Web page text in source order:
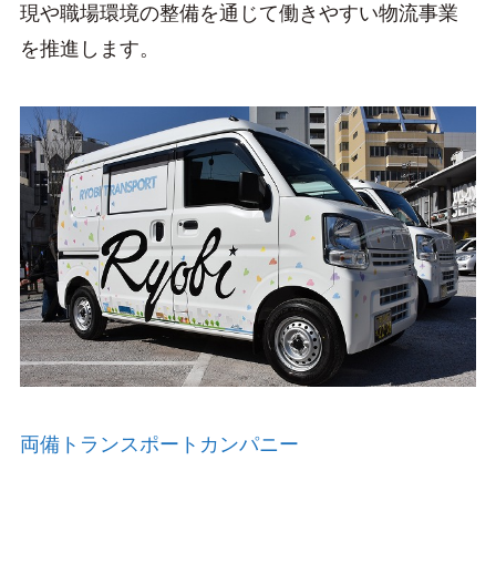
現や職場環境の整備を通じて働きやすい物流事業
を推進します。
両備トランスポートカンパニー